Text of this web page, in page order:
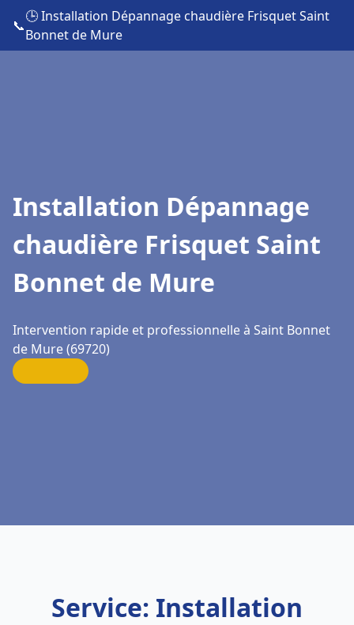
📞
🕒 Installation Dépannage chaudière Frisquet Saint
Bonnet de Mure
Installation Dépannage
chaudière Frisquet Saint
Bonnet de Mure
Intervention rapide et professionnelle à Saint Bonnet
de Mure (69720)
Service: Installation